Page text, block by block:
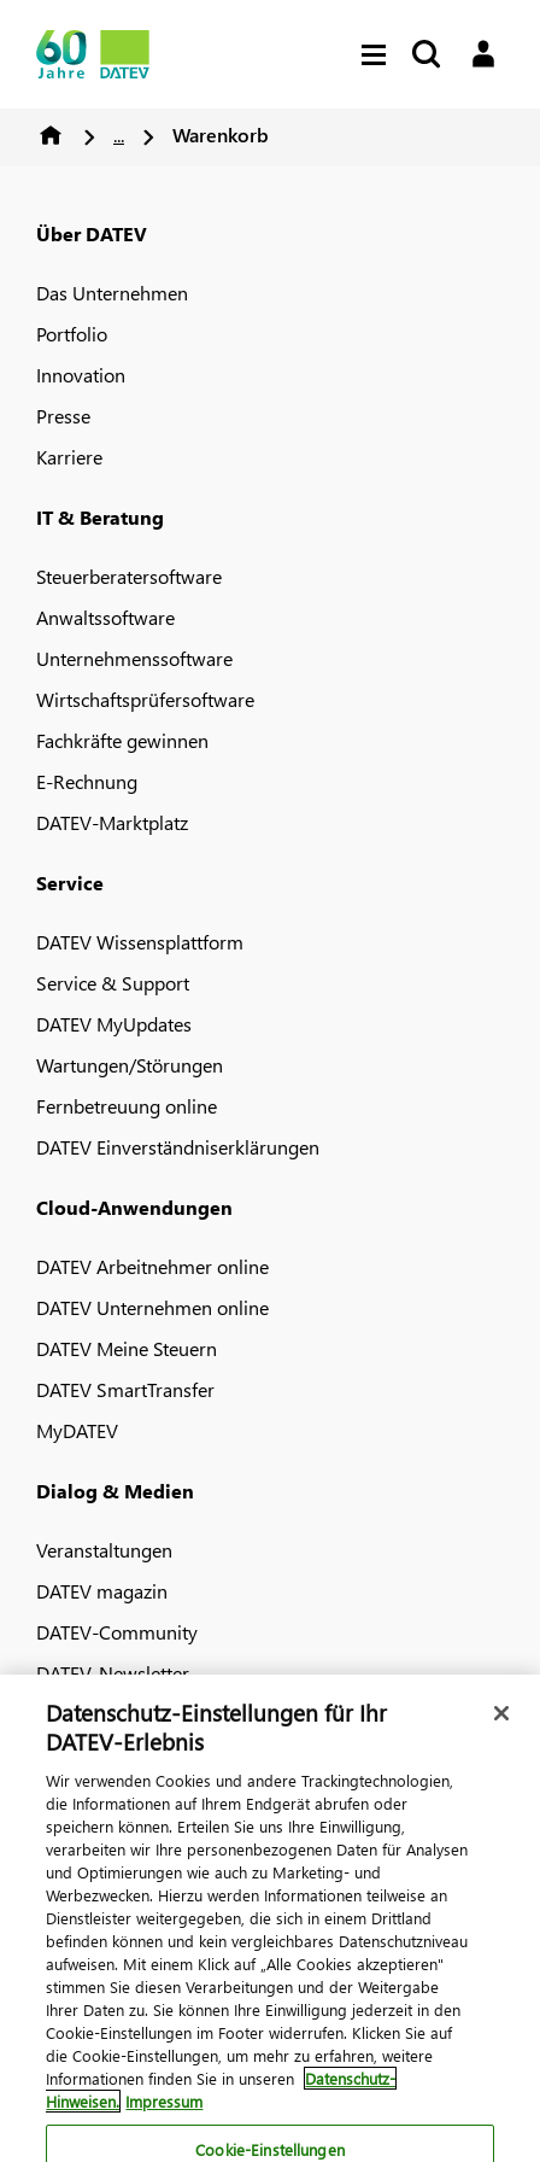
... Warenkorb
Über DATEV
Das Unternehmen
Portfolio
Innovation
Presse
Karriere
IT & Beratung
Steuerberatersoftware
Anwaltssoftware
Unternehmenssoftware
Wirtschaftsprüfersoftware
Fachkräfte gewinnen
E-Rechnung
DATEV-Marktplatz
Service
DATEV Wissensplattform
Service & Support
DATEV MyUpdates
Wartungen/Störungen
Fernbetreuung online
DATEV Einverständniserklärungen
Cloud-Anwendungen
DATEV Arbeitnehmer online
DATEV Unternehmen online
DATEV Meine Steuern
DATEV SmartTransfer
MyDATEV
Dialog & Medien
Veranstaltungen
DATEV magazin
DATEV-Community
DATEV-Newsletter
Kontaktieren Sie uns
© 2026 DATEV eG
ImpressumDatenschutzAGB Kontakt
Cookie-Einstellungen
Datenschutz-Einstellungen für Ihr
DATEV-Erlebnis
Wir verwenden Cookies und andere Trackingtechnologien,
die Informationen auf Ihrem Endgerät abrufen oder
speichern können. Erteilen Sie uns Ihre Einwilligung,
verarbeiten wir Ihre personenbezogenen Daten für Analysen
und Optimierungen wie auch zu Marketing- und
Werbezwecken. Hierzu werden Informationen teilweise an
Dienstleister weitergegeben, die sich in einem Drittland
befinden können und kein vergleichbares Datenschutzniveau
aufweisen. Mit einem Klick auf „Alle Cookies akzeptieren"
stimmen Sie diesen Verarbeitungen und der Weitergabe
Ihrer Daten zu. Sie können Ihre Einwilligung jederzeit in den
Cookie-Einstellungen im Footer widerrufen. Klicken Sie auf
die Cookie-Einstellungen, um mehr zu erfahren, weitere
Informationen finden Sie in unseren Datenschutz-
Hinweisen. Impressum
Cookie-Einstellungen